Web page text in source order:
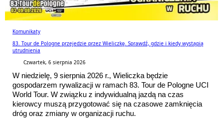
Komunikaty
83. Tour de Pologne przejedzie przez Wieliczkę. Sprawdź, gdzie i kiedy wystąpią
utrudnienia
Czwartek, 6 sierpnia 2026
W niedzielę, 9 sierpnia 2026 r., Wieliczka będzie
gospodarzem rywalizacji w ramach 83. Tour de Pologne UCI
World Tour. W związku z indywidualną jazdą na czas
kierowcy muszą przygotować się na czasowe zamknięcia
dróg oraz zmiany w organizacji ruchu.